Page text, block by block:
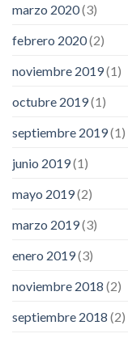
marzo 2020(3)
febrero 2020(2)
noviembre 2019(1)
octubre 2019(1)
septiembre 2019(1)
junio 2019(1)
mayo 2019(2)
marzo 2019(3)
enero 2019(3)
noviembre 2018 (2)
septiembre 2018 (2)